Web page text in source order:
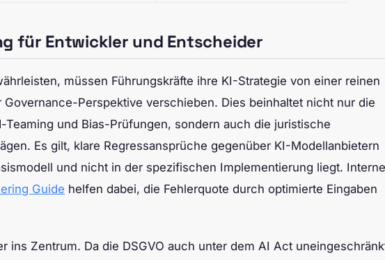
für Entwickler und Entscheider
müssen Führungskräfte ihre KI-Strategie von einer reinen
Perspektive verschieben. Dies beinhaltet nicht nur die
und Bias-Prüfungen, sondern auch die juristische
Es gilt, klare Regressansprüche gegenüber KI-Modellanbietern
und nicht in der spezifischen Implementierung liegt. Interne
Guide helfen dabei, die Fehlerquote durch optimierte Eingaben
ins Zentrum. Da die DSGVO auch unter dem AI Act